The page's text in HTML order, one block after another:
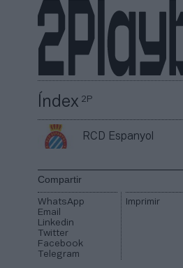
Índex2P
RCD Espanyol
Compartir
WhatsApp
Email
Linkedin
Twitter
Facebook
Telegram
Imprimir